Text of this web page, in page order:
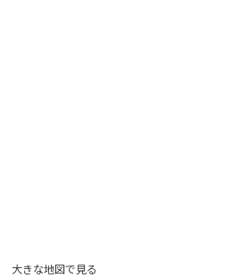
大きな地図で見る